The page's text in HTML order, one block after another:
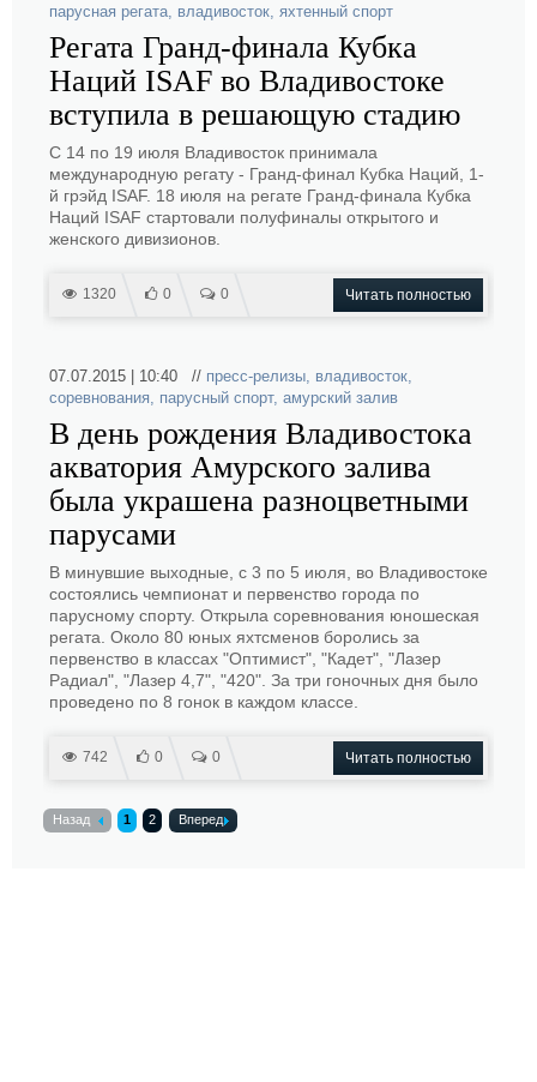
парусная регата, владивосток, яхтенный спорт
Регата Гранд-финала Кубка
Наций ISAF во Владивостоке
вступила в решающую стадию
С 14 по 19 июля Владивосток принимала
международную регату - Гранд-финал Кубка Наций, 1-
й грэйд ISAF. 18 июля на регате Гранд-финала Кубка
Наций ISAF стартовали полуфиналы открытого и
женского дивизионов.
1320 0 0 Читать полностью
07.07.2015 | 10:40 // пресс-релизы, владивосток,
соревнования, парусный спорт, амурский залив
В день рождения Владивостока
акватория Амурского залива
была украшена разноцветными
парусами
В минувшие выходные, с 3 по 5 июля, во Владивостоке
состоялись чемпионат и первенство города по
парусному спорту. Открыла соревнования юношеская
регата. Около 80 юных яхтсменов боролись за
первенство в классах "Оптимист", "Кадет", "Лазер
Радиал", "Лазер 4,7", "420". За три гоночных дня было
проведено по 8 гонок в каждом классе.
742 0 0 Читать полностью
Назад 1 2 Вперед